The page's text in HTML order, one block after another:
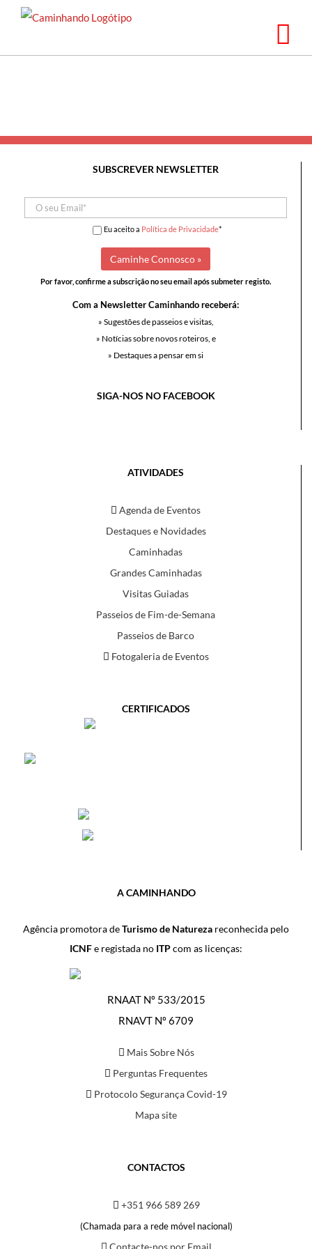
Saltar
SUBSCREVER NEWSLETTER
Eu aceito a Política de Privacidade*
Por favor, confirme a subscrição no seu email após submeter registo.
Com a Newsletter Caminhando receberá:
» Sugestões de passeios e visitas,
» Notícias sobre novos roteiros, e
» Destaques a pensar em si
SIGA-NOS NO FACEBOOK
ATIVIDADES
Agenda de Eventos
Destaques e Novidades
Caminhadas
Grandes Caminhadas
Visitas Guiadas
Passeios de Fim-de-Semana
Passeios de Barco
Fotogaleria de Eventos
CERTIFICADOS
A CAMINHANDO
Agência promotora deTurismo de Natureza reconhecida pelo
ICNFe registada no ITPcom as licenças:
RNAAT Nº 533/2015
RNAVT Nº 6709
Mais Sobre Nós
Perguntas Frequentes
Protocolo Segurança Covid-19
Mapa site
CONTACTOS
+351 966 589 269
(Chamada para a rede móvel nacional)